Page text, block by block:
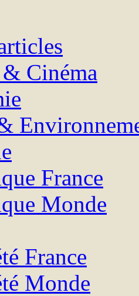
Cinéma
France
Monde
France
Monde